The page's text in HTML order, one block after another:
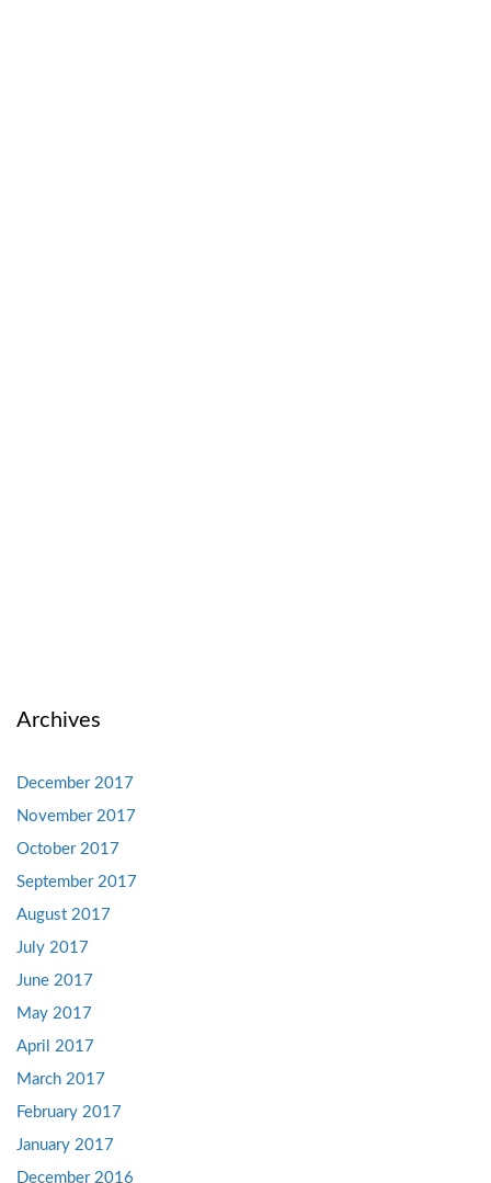
Archives
December 2017
November 2017
October 2017
September 2017
August 2017
July 2017
June 2017
May 2017
April 2017
March 2017
February 2017
January 2017
December 2016